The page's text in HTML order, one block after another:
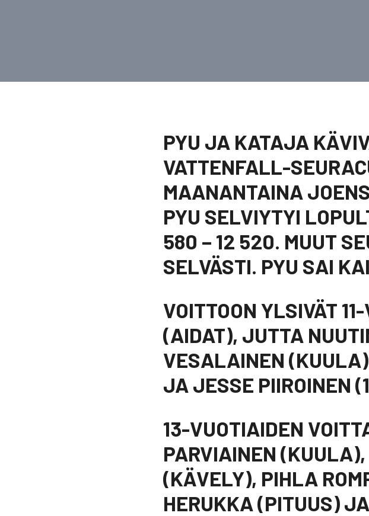
PYU JA KATAJA
VATTENFALL-
MAANANTAINA
PYU SELVIYTYI
580 – 12 520. MUUT
SELVÄSTI. PYU SAI
VOITTOON YLSIVÄT
(AIDAT), JUTTA
VESALAINEN
JA JESSE PIIROINEN
13-VUOTIAIDEN
PARVIAINEN
(KÄVELY), PIHLA
HERUKKA (PITUUS)